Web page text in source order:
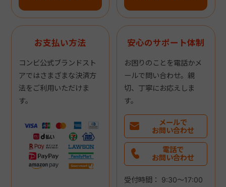
お支払い方法
コンビ公式ブランドスト
アではさまざまな決済方
法をご利用いただけま
す。
安心のサポート体制
お困りのことを電話かメ
ールで問い合わせ。親
切、丁寧にお応えしま
す。
メールで
お問い合わせ
電話で
お問い合わせ
受付時間： 9:30～17:00